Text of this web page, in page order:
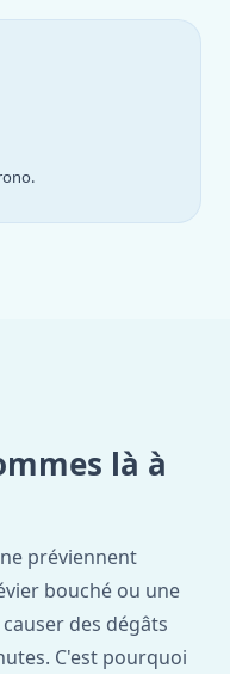
là à
ne préviennent
bouché ou une
des dégâts
C'est pourquoi